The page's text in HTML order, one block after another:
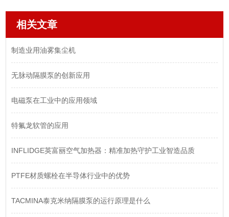
相关文章
制造业用油雾集尘机
​无脉动隔膜泵的创新应用
电磁泵在工业中的应用领域
​特氟龙软管的应用
INFLIDGE英富丽空气加热器：精准加热守护工业智造品质
PTFE材质螺栓在半导体行业中的优势
​TACMINA泰克米纳隔膜泵的运行原理是什么